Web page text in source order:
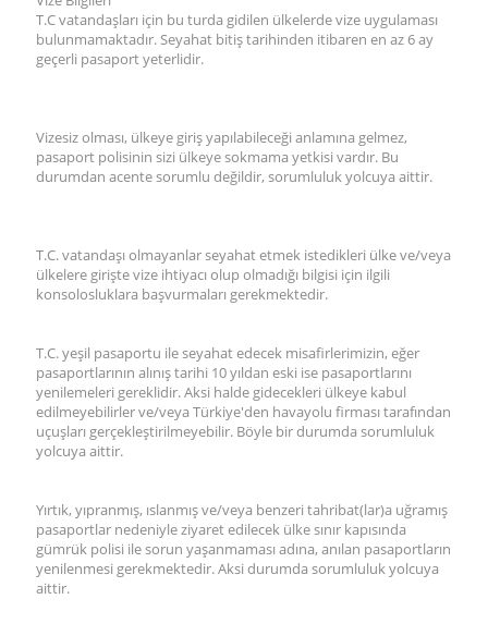
T.C vatandaşları için bu turda gidilen ülkelerde vize uygulaması
bulunmamaktadır. Seyahat bitiş tarihinden itibaren en az 6 ay
geçerli pasaport yeterlidir.
Vizesiz olması, ülkeye giriş yapılabileceği anlamına gelmez,
pasaport polisinin sizi ülkeye sokmama yetkisi vardır. Bu
durumdan acente sorumlu değildir, sorumluluk yolcuya aittir.
T.C. vatandaşı olmayanlar seyahat etmek istedikleri ülke ve/veya
ülkelere girişte vize ihtiyacı olup olmadığı bilgisi için ilgili
konsolosluklara başvurmaları gerekmektedir.
T.C. yeşil pasaportu ile seyahat edecek misafirlerimizin, eğer
pasaportlarının alınış tarihi 10 yıldan eski ise pasaportlarını
yenilemeleri gereklidir. Aksi halde gidecekleri ülkeye kabul
edilmeyebilirler ve/veya Türkiye'den havayolu firması tarafından
uçuşları gerçekleştirilmeyebilir. Böyle bir durumda sorumluluk
yolcuya aittir.
Yırtık, yıpranmış, ıslanmış ve/veya benzeri tahribat(lar)a uğramış
pasaportlar nedeniyle ziyaret edilecek ülke sınır kapısında
gümrük polisi ile sorun yaşanmaması adına, anılan pasaportların
yenilenmesi gerekmektedir. Aksi durumda sorumluluk yolcuya
aittir.